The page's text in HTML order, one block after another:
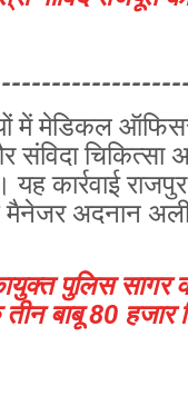
में मेडिकल
संविदा चिकित्सा
यह कार्रवाई
अदनान
पुलिस सागर
बाबू 80 हजार